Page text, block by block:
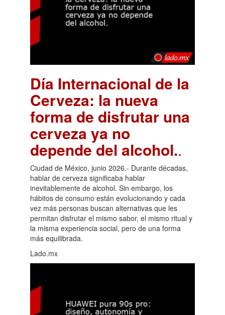
Día Internacional de la
Cerveza: la nueva
forma de disfrutar una
cerveza ya no
depende del alcohol..
Ciudad de México, junio 2026.- Durante décadas,
hablar de cerveza significaba hablar
inevitablemente de alcohol. Sin embargo, los
hábitos de consumo están evolucionando y cada
vez más personas buscan alternativas que les
permitan disfrutar el mismo sabor, el mismo ritual y
la misma experiencia social, pero de una forma
más equilibrada.
Lado.mx